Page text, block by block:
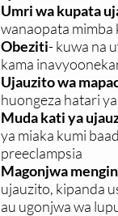
Umri wa kupata
wanaopata mimba
Obeziti- kuwa na
kama
Ujauzito wa
huongeza hatari
Muda kati ya
ya miaka kumi
preeclampsia
Magonjwa
ujauzito, kipanda
au ugonjwa wa